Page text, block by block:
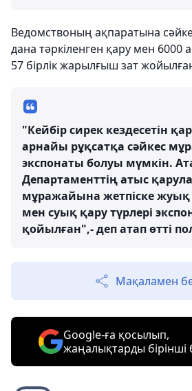
Ведомствоның ақпаратына
дана тәркіленген қару мен 6000
57 бірлік жарылғыш зат
"Кейбір сирек кездесетін
арнайы рұқсатқа сәйкес
экспонаты болуы мүмкін.
Департаменттің атыс
мұражайына жетпіске
мен суық қару түрлері
қойылған",- деп атап өтті
Мақаламен
Google-ға қосылып,
жаңалықтарды